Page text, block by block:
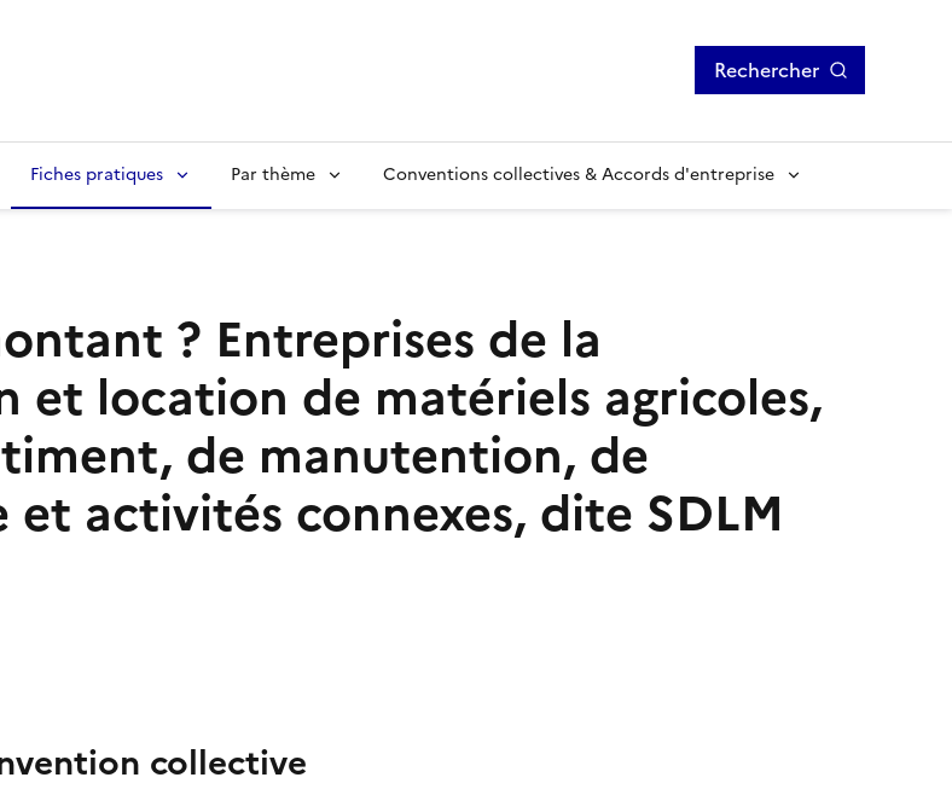
Rechercher
Fiches pratiques Par thème Conventions collectives & Accords d'entreprise
? Entreprises de la
location de matériels agricoles,
de manutention, de
activités connexes, dite SDLM
collective